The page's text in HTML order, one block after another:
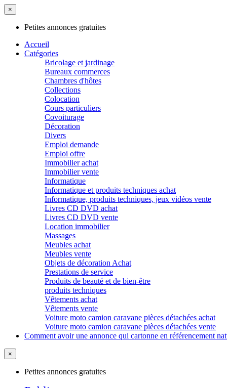
×
Petites annonces gratuites
Accueil
Catégories
Bricolage et jardinage
Bureaux commerces
Chambres d'hôtes
Collections
Colocation
Cours particuliers
Covoiturage
Décoration
Divers
Emploi demande
Emploi offre
Immobilier achat
Immobilier vente
Informatique
Informatique et produits techniques achat
Informatique, produits techniques, jeux vidéos vente
Livres CD DVD achat
Livres CD DVD vente
Location immobilier
Massages
Meubles achat
Meubles vente
Objets de décoration Achat
Prestations de service
Produits de beauté et de bien-être
produits techniques
Vêtements achat
Vêtements vente
Voiture moto camion caravane pièces détachées achat
Voiture moto camion caravane pièces détachées vente
Comment avoir une annonce qui cartonne en référencement
×
Petites annonces gratuites